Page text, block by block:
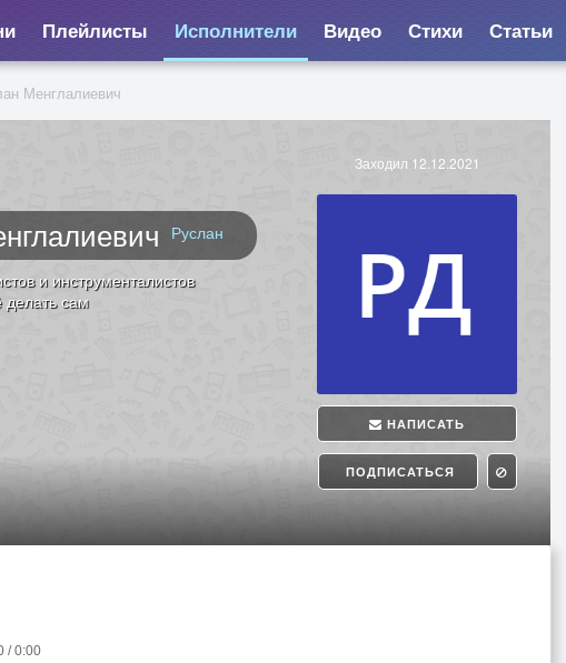
Плейлисты Исполнители Видео Стихи Статьи
Менглалиевич
Руслан
Заходил 12.12.2021
НАПИСАТЬ
ПОДПИСАТЬСЯ
и инструменталистов
делать сам
/ 0:00